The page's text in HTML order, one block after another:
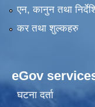
एन, कानुन तथा
कर तथा शुल्कहरु
eGov
घटना दर्ता